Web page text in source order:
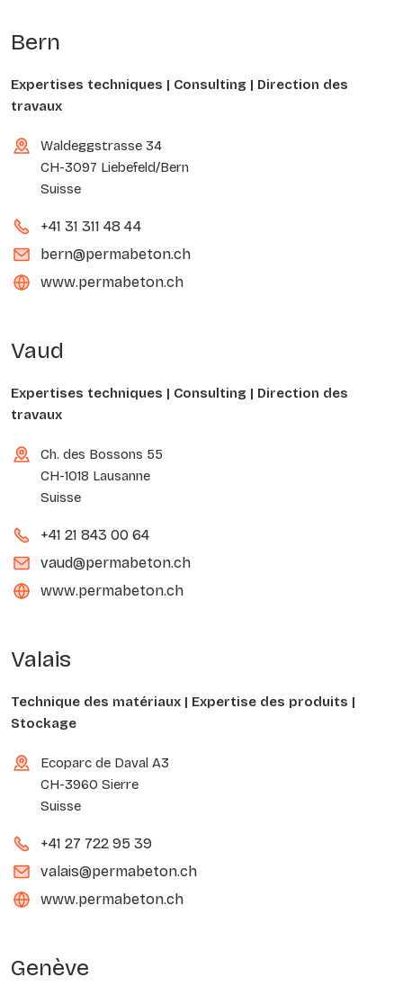
Bern
Expertises techniques | Consulting | Direction des
travaux
Waldeggstrasse 34
CH-3097 Liebefeld/Bern
Suisse
+41 31 311 48 44
bern@permabeton.ch
www.permabeton.ch
Vaud
Expertises techniques | Consulting | Direction des
travaux
Ch. des Bossons 55
CH-1018 Lausanne
Suisse
+41 21 843 00 64
vaud@permabeton.ch
www.permabeton.ch
Valais
Technique des matériaux | Expertise des produits |
Stockage
Ecoparc de Daval A3
CH-3960 Sierre
Suisse
+41 27 722 95 39
valais@permabeton.ch
www.permabeton.ch
Genève